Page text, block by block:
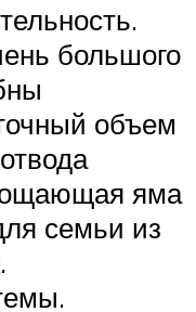
большого
объем
яма
семьи из